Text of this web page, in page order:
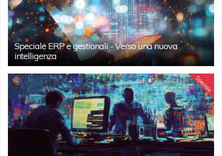
Speciale ERP e gestionali - Verso una nuova
intelligenza
Speciale